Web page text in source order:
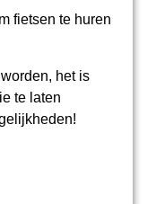
fietsen te huren
het is
te laten